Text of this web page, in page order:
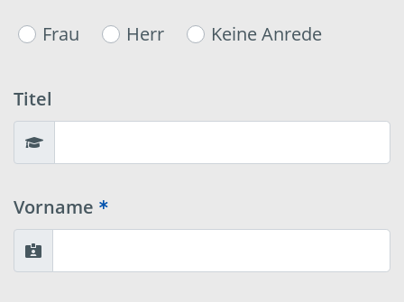
Frau
Herr Keine Anrede
Titel
Vorname